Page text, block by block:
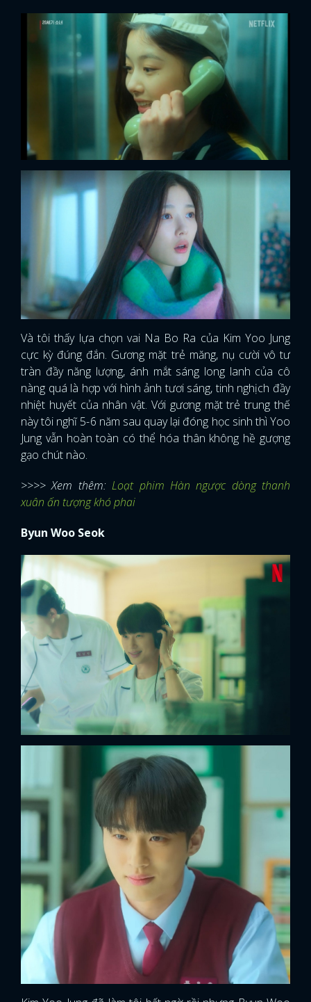
Và tôi thấy lựa chọn vai Na Bo Ra của Kim Yoo Jung
cực kỳ đúng đắn. Gương mặt trẻ măng, nụ cười vô tư
tràn đầy năng lượng, ánh mắt sáng long lanh của cô
nàng quá là hợp với hình ảnh tươi sáng, tinh nghịch đầy
nhiệt huyết của nhân vật. Với gương mặt trẻ trung thế
này tôi nghĩ 5-6 năm sau quay lại đóng học sinh thì Yoo
Jung vẫn hoàn toàn có thể hóa thân không hề gượng
gạo chút nào.
>>>> Xem thêm:Loạt phim Hàn ngược dòng thanh
xuân ấn tượng khó phai
Byun Woo Seok